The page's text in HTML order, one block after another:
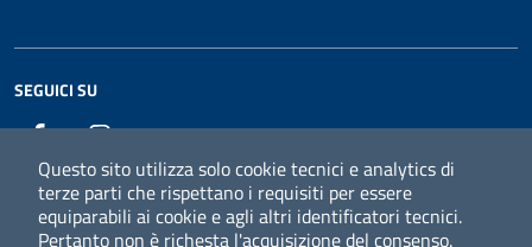
Questo sito utilizza solo cookie tecnici e analytics di
terze parti che rispettano i requisiti per essere
equiparabili ai cookie e agli altri identificatori tecnici.
Pertanto non è richesta l'acquisizione del consenso.
SEGUICI SU
FacebookInstagram